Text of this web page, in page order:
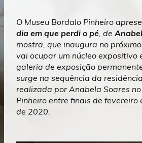
O Museu Bordalo Pinheiro
dia em que perdi o pé , de
mostra, que inaugura no
vai ocupar um núcleo expositivo
galeria de exposição
surge na sequência da
realizada por Anabela Soares
Pinheiro entre finais de fevereiro
de 2020.